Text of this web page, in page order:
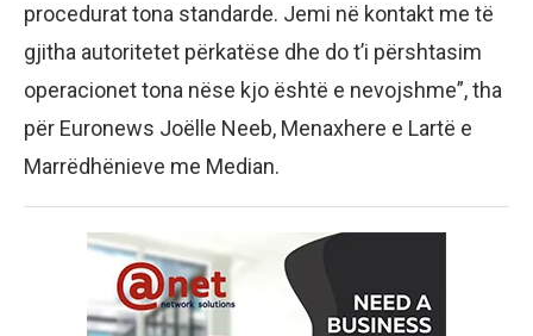
procedurat tona standarde. Jemi në kontakt me të
gjitha autoritetet përkatëse dhe do t’i përshtasim
operacionet tona nëse kjo është e nevojshme”, tha
për Euronews Joëlle Neeb, Menaxhere e Lartë e
Marrëdhënieve me Median.